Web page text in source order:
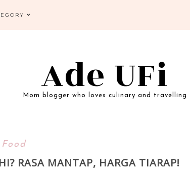
Ade UFi
Mom blogger who loves culinary and travelling
Food
RASA MANTAP, HARGA TIARAP!